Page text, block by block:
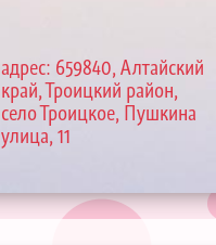
адрес: 659840, Алтайский
край, Троицкий район,
село Троицкое, Пушкина
улица, 11